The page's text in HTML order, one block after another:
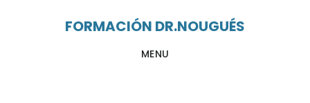
FORMACIÓN DR.NOUGUÉS
MENU